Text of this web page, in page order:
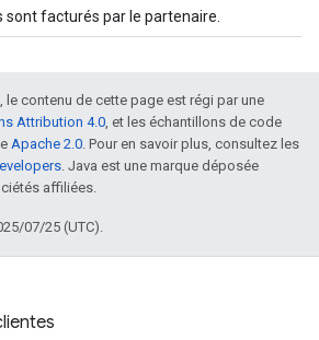
sont facturés par le partenaire.
contenu de cette page est régi par une
Attribution 4.0, et les échantillons de code
Apache 2.0. Pour en savoir plus, consultez les
. Java est une marque déposée
affiliées.
07/25 (UTC).